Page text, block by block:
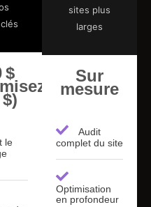
$
le
sites plus
larges
Sur
mesure
Audit
complet du site
Optimisation
en profondeur